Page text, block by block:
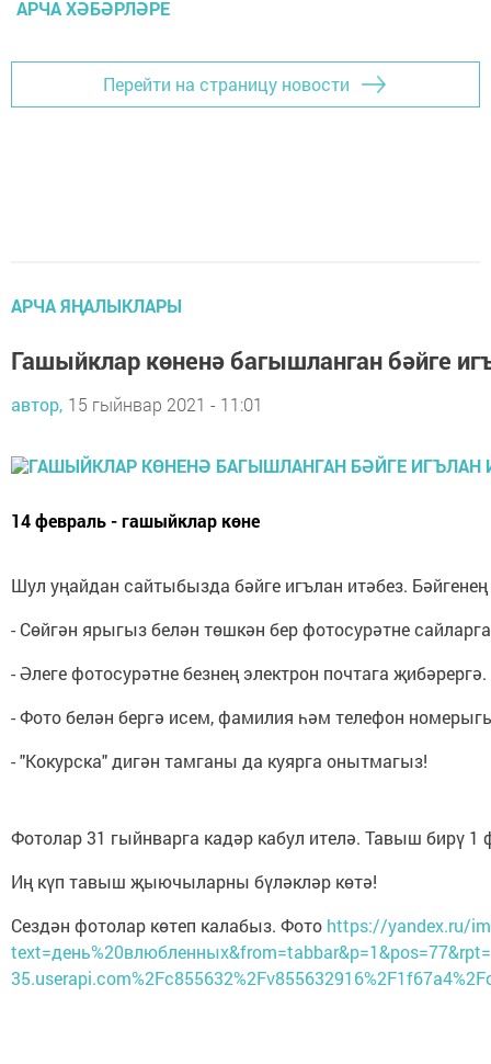
АРЧА ХӘБӘРЛӘРЕ
Перейти на страницу новости
АРЧА ЯҢАЛЫКЛАРЫ
Гашыйклар көненә багышланган бәйге
автор, 15 гыйнвар 2021 - 11:01
14 февраль - гашыйклар көне
Шул уңайдан сайтыбызда бәйге игълан итәбез.
- Сөйгән ярыгыз белән төшкән бер фотосурәтне
- Әлеге фотосурәтне безнең электрон почтага
- Фото белән бергә исем, фамилия һәм телефон
- "Кокурска" дигән тамганы да куярга онытмагыз!
Фотолар 31 гыйнварга кадәр кабул ителә. Тавыш бирү
Иң күп тавыш җыючыларны бүләкләр көтә!
Сездән фотолар көтеп калабыз. Фото https://yandex.ru/